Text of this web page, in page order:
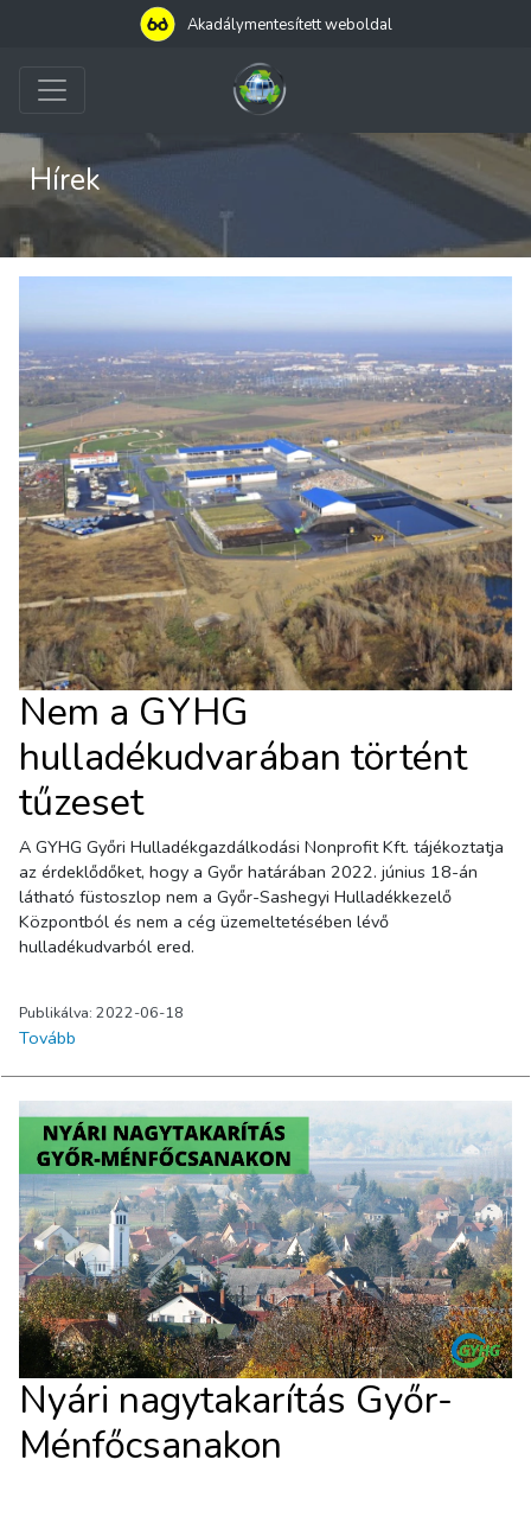
Akadálymentesített weboldal
Hírek
Nem a GYHG
hulladékudvarában történt
tűzeset
A GYHG Győri Hulladékgazdálkodási Nonprofit Kft. tájékoztatja
az érdeklődőket, hogy a Győr határában 2022. június 18-án
látható füstoszlop nem a Győr-Sashegyi Hulladékkezelő
Központból és nem a cég üzemeltetésében lévő
hulladékudvarból ered.
Publikálva: 2022-06-18
Tovább
Nyári nagytakarítás Győr-
Ménfőcsanakon